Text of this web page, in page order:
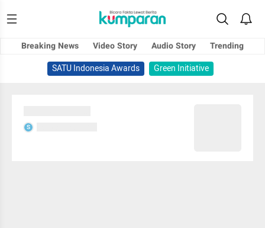
Breaking News Video Story Audio Story
Trending
SATU Indonesia Awards
Green Initiative
S